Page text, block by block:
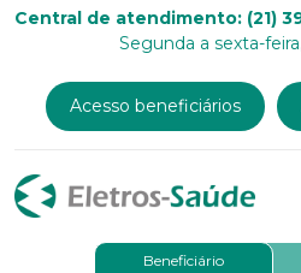
Central de atendimento: (21)
Segunda a sexta-
Acesso beneficiários
Beneficiário